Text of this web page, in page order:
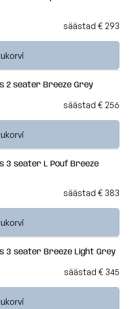
säästad € 293
2 seater Breeze Grey
säästad € 256
3 seater L Pouf Breeze
säästad € 383
3 seater Breeze Light Grey
säästad € 345